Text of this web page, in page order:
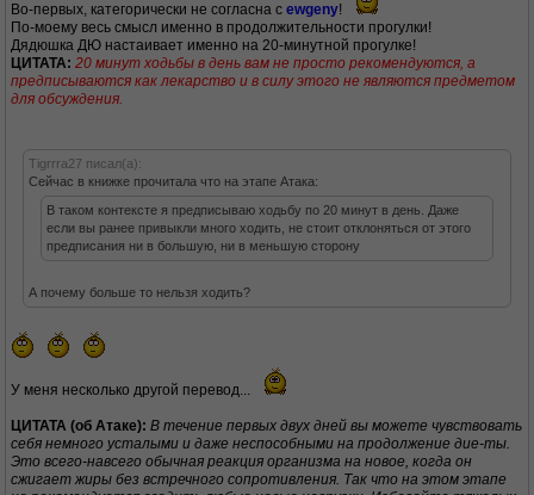
Во-первых, категорически не согласна с ewgeny!
По-моему весь смысл именно в продолжительности прогулки!
Дядюшка ДЮ настаивает именно на 20-минутной прогулке!
ЦИТАТА: 20 минут ходьбы в день вам не просто рекомендуются, а
предписываются как лекарство и в силу этого не являются предметом
для обсуждения.
Tigrrra27 писал(а):
Сейчас в книжке прочитала что на этапе Атака:
В таком контексте я предписываю ходьбу по 20 минут в день. Даже
если вы ранее привыкли много ходить, не стоит отклоняться от этого
предписания ни в большую, ни в меньшую сторону
А почему больше то нельзя ходить?
У меня несколько другой перевод...
ЦИТАТА (об Атаке): В течение первых двух дней вы можете чувствовать
себя немного усталыми и даже неспособными на продолжение дие-ты.
Это всего-навсего обычная реакция организма на новое, когда он
сжигает жиры без встречного сопротивления. Так что на этом этапе